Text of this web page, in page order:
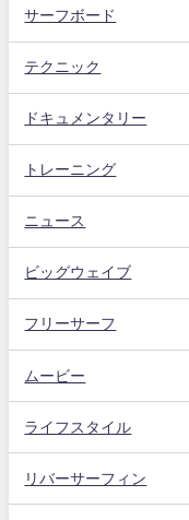
サーフボード
テクニック
ドキュメンタリー
トレーニング
ニュース
ビッグウェイブ
フリーサーフ
ムービー
ライフスタイル
リバーサーフィン